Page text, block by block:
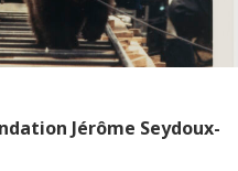
Jérôme Seydoux-